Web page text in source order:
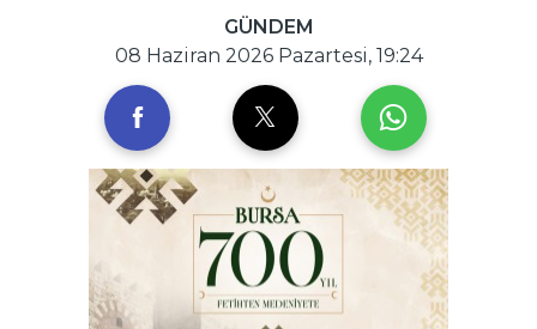
GÜNDEM
08 Haziran 2026 Pazartesi, 19:24